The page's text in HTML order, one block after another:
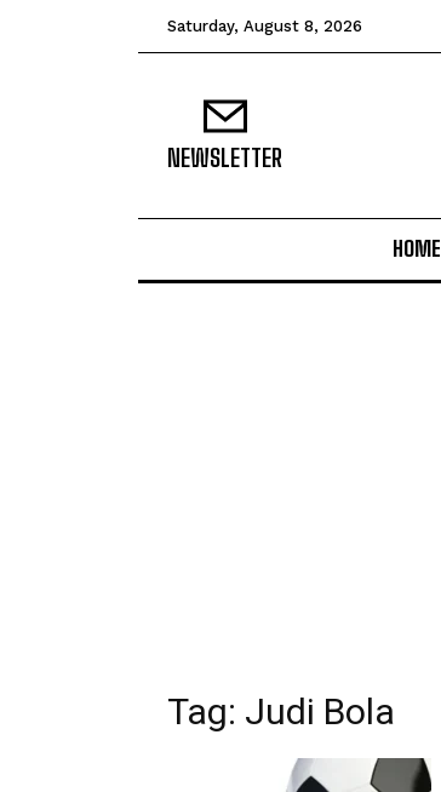
Saturday, August 8, 2026
NEWSLETTER
HOME
Tag: Judi Bola